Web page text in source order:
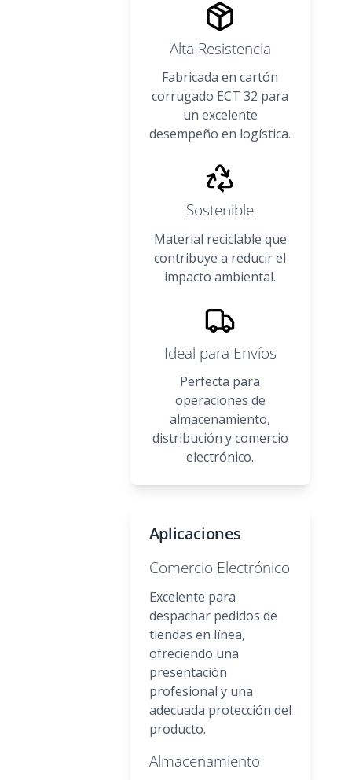
Alta Resistencia
Fabricada en cartón
corrugado ECT 32 para
un excelente
desempeño en logística.
Sostenible
Material reciclable que
contribuye a reducir el
impacto ambiental.
Ideal para Envíos
Perfecta para
operaciones de
almacenamiento,
distribución y comercio
electrónico.
Aplicaciones
Comercio Electrónico
Excelente para
despachar pedidos de
tiendas en línea,
ofreciendo una
presentación
profesional y una
adecuada protección del
producto.
Almacenamiento